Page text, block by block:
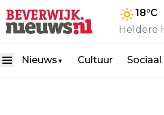
18°C
Heldere
Nieuws ▼ Cultuur Sociaal